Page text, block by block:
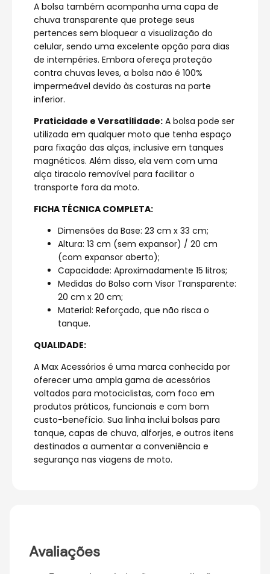
A bolsa também acompanha uma capa de
chuva transparente que protege seus
pertences sem bloquear a visualização do
celular, sendo uma excelente opção para dias
de intempéries. Embora ofereça proteção
contra chuvas leves, a bolsa não é 100%
impermeável devido às costuras na parte
inferior.
Praticidade e Versatilidade: A bolsa pode ser
utilizada em qualquer moto que tenha espaço
para fixação das alças, inclusive em tanques
magnéticos. Além disso, ela vem com uma
alça tiracolo removível para facilitar o
transporte fora da moto.
FICHA TÉCNICA COMPLETA:
Dimensões da Base: 23 cm x 33 cm;
Altura: 13 cm (sem expansor) / 20 cm
(com expansor aberto);
Capacidade: Aproximadamente 15 litros;
Medidas do Bolso com Visor Transparente:
20 cm x 20 cm;
Material: Reforçado, que não risca o
tanque.
QUALIDADE:
A Max Acessórios é uma marca conhecida por
oferecer uma ampla gama de acessórios
voltados para motociclistas, com foco em
produtos práticos, funcionais e com bom
custo-benefício. Sua linha inclui bolsas para
tanque, capas de chuva, alforjes, e outros itens
destinados a aumentar a conveniência e
segurança nas viagens de moto.
Avaliações